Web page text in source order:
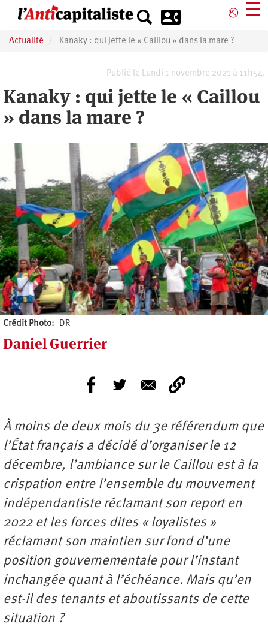
principal
⎋ ☰
Actualité Kanaky : qui jette le « Caillou » dans la mare ?
Publié le Lundi 1 novembre 2021 à 11h54.
Kanaky : qui jette le « Caillou
» dans la mare ?
Crédit Photo DR
Daniel Guerrier
À moins de deux mois du 3e référendum que
l’État français a décidé d’organiser le 12
décembre, l’ambiance sur le Caillou est à la
crispation entre l’ensemble du mouvement
indépendantiste réclamant son report en
2022 et les forces dites « loyalistes »
réclamant son maintien sur fond d’une
position gouvernementale pour l’instant
inchangée quant à l’échéance. Mais qu’en
est-il des tenants et aboutissants de cette
situation ?